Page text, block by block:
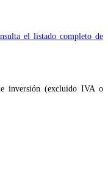
el listado completo de
inversión (excluido IVA o